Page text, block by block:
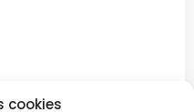
cookies